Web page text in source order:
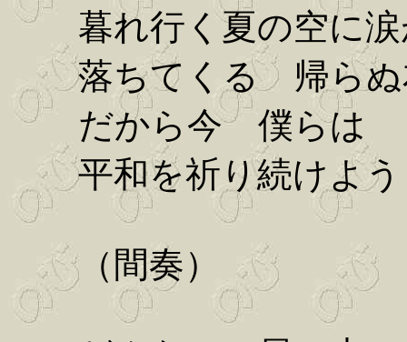
暮れ行く夏の空に涙
落ちてくる 帰らぬ
だから今 僕らは
平和を祈り続けよう
（間奏）